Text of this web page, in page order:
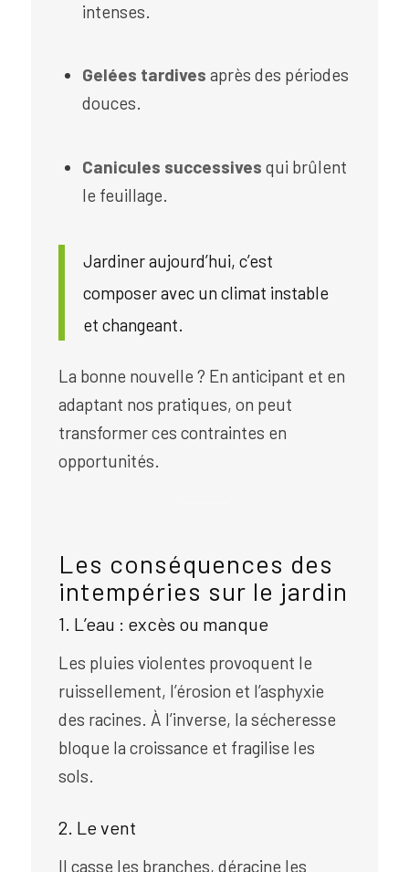
intenses.
Gelées tardives après des périodes
douces.
Canicules successives qui brûlent
le feuillage.
Jardiner aujourd’hui, c’est
composer avec un climat instable
et changeant.
La bonne nouvelle ? En anticipant et en
adaptant nos pratiques, on peut
transformer ces contraintes en
opportunités.
Les conséquences des
intempéries sur le jardin
1. L’eau : excès ou manque
Les pluies violentes provoquent le
ruissellement, l’érosion et l’asphyxie
des racines. À l’inverse, la sécheresse
bloque la croissance et fragilise les
sols.
2. Le vent
Il casse les branches, déracine les